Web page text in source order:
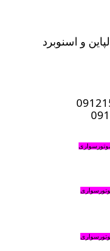
و اسنوبرد